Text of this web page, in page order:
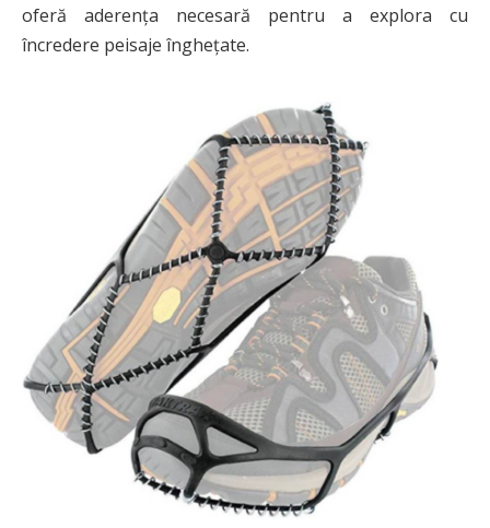
oferă aderența necesară pentru a explora cu
încredere peisaje înghețate.